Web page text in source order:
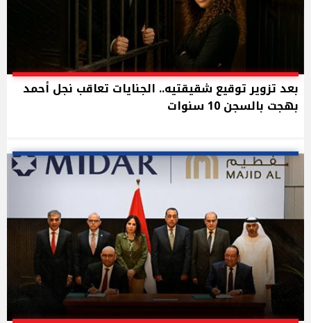
بعد تزوير توقيع شقيقتيه.. الجنايات تعاقب نجل أحمد
بهجت بالسجن 10 سنوات